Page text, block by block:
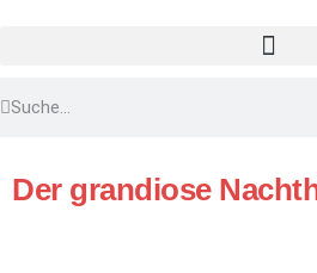
Der grandiose